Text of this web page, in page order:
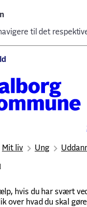
til det
Mit liv Ung
hvis du har svært
over hvad du skal
2026